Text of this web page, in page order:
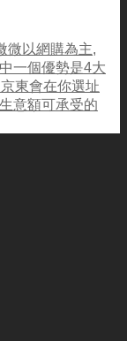
微以網購為主,
一個優勢是4大
東會在你選址
意額可承受的